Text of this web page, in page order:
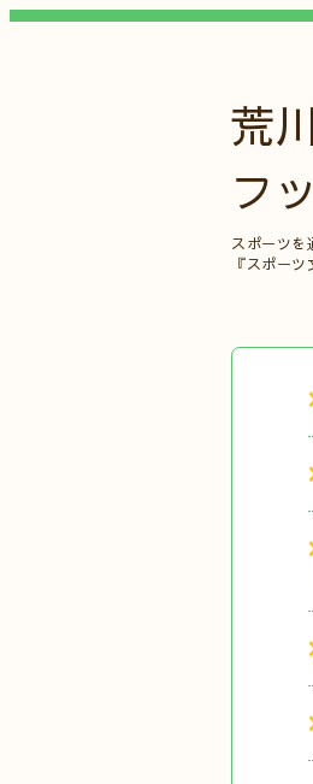
荒
フ
スポーツを
『スポー